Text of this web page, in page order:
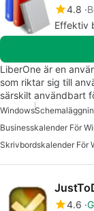
4.8
Effektiv
LiberOne är en
som riktar sig till
särskilt användbart
Windows
Businesskalender För
Skrivbordskalender För
4.6